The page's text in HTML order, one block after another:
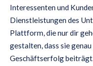
Interessenten und
Dienstleistungen des
Plattform, die nur dir
gestalten, dass sie
Geschäftserfolg